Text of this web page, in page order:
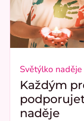
Světýlko naděje
Každým
naděje